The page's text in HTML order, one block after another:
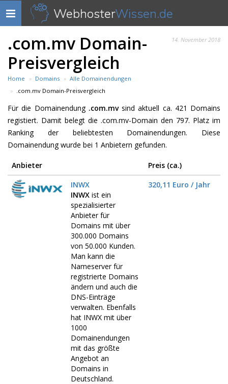
Navigation
anzeigen
WebhosterWissen.de
14. November 2018
.com.mv Domain-
Preisvergleich
Home Domains
Alle Domainendungen
.com.mv Domain-Preisvergleich
Für die Domainendung .com.mvsind aktuell ca. 421 Domains
registiert. Damit belegt die .com.mv-Domain den 797. Platz im
Ranking der beliebtesten Domainendungen. Diese
Domainendung wurde bei 1 Anbietern gefunden.
Anbieter
Preis (ca.)
INWX
INWX ist ein
spezialisierter
Anbieter für
Domains mit über
300.000 Domains
von 50.000 Kunden.
Man kann die
Nameserver für
registrierte Domains
ändern und auch die
DNS-Einträge
verwalten. Ebenfalls
hat INWX mit über
1000
Domainendungen
mit das größte
Angebot an
Domains in
Deutschland.
320,11 Euro / Jahr